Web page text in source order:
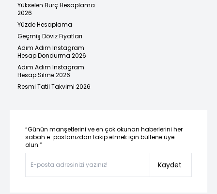
Yükselen Burç Hesaplama
2026
Yüzde Hesaplama
Geçmiş Döviz Fiyatları
Adım Adım Instagram
Hesap Dondurma 2026
Adım Adım Instagram
Hesap Silme 2026
Resmi Tatil Takvimi 2026
“Günün manşetlerini ve en çok okunan haberlerini her
sabah e-postanızdan takip etmek için bültene üye
olun.”
Kaydet